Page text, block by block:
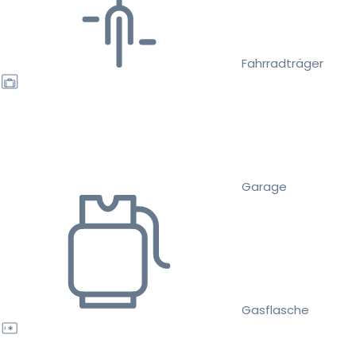
Fahrradträger
Garage
Gasflasche